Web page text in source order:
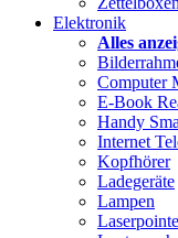
Elektronik
Alles
Computer
E-Book
Handy
Internet
Kopfhörer
Ladegeräte
Lampen